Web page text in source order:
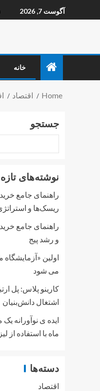
آگوست 7, 2026
خانه
Home اقتصاد
جستجو
نوشته‌های تازه
راهنمای جامع خرید
ریسک‌ها و
راهنمای جامع خرید
و رشد پیج
اولین
می شود
کارینو پلاس: پل
اشتغال دانش‌بنیان
ایده ی نوآورانه
ماه با استفاده از
دسته‌ها
اقتصاد